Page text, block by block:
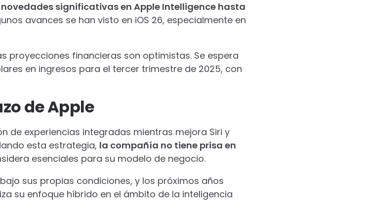
significativas en Apple Intelligence hasta
avances se han visto en iOS 26, especialmente en
proyecciones financieras son optimistas. Se espera
en ingresos para el tercer trimestre de 2025, con
de Apple
de experiencias integradas mientras mejora Siri y
esta estrategia, la compañía no tiene prisa en
esenciales para su modelo de negocio.
sus propias condiciones, y los próximos años
su enfoque híbrido en el ámbito de la inteligencia